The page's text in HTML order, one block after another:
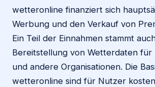
wetteronline finanziert sich
Werbung und den Verkauf von
Ein Teil der Einnahmen stammt
Bereitstellung von Wetterdaten für
und andere Organisationen. Die
wetteronline sind für Nutzer